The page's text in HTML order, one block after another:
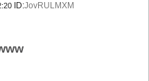
ID:JovRULMXM